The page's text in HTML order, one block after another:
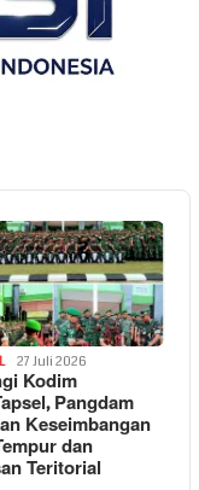
27 Juli 2026
Kodim
Pangdam
Keseimbangan
dan
Teritorial